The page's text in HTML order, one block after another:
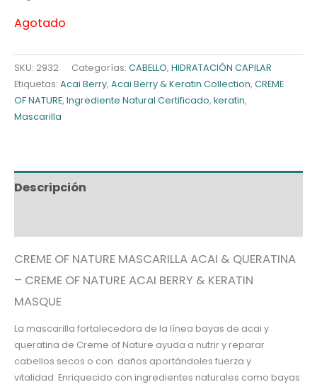
Agotado
SKU: 2932 Categorías: CABELLO, HIDRATACIÓN CAPILAR
Etiquetas: Acai Berry, Acai Berry & Keratin Collection, CREME
OF NATURE, Ingrediente Natural Certificado, keratin,
Mascarilla
Descripción
CREME OF NATURE MASCARILLA ACAI & QUERATINA
– CREME OF NATURE ACAI BERRY & KERATIN
MASQUE
La mascarilla fortalecedora de la línea bayas de acai y
queratina de Creme of Nature ayuda a nutrir y reparar
cabellos secos o con daños aportándoles fuerza y
vitalidad. Enriquecido con ingredientes naturales como bayas